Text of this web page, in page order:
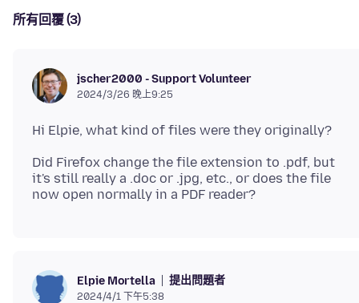
所有回覆 (3)
jscher2000 - Support Volunteer
2024/3/26 晚上9:25
Did Firefox change the file extension to .pdf, but
it's still really a .doc or .jpg, etc., or does the file
Elpie Mortella 提出問題者
2024/4/1 下午5:38